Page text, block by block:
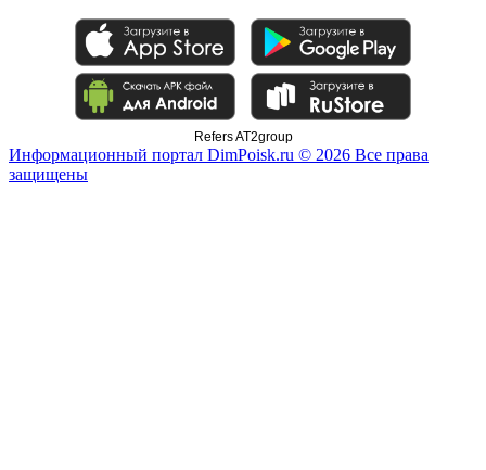
Refers AT2group
Информационный портал DimPoisk.ru © 2026 Все права
защищены